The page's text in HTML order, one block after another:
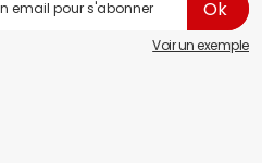
Voir un exemple